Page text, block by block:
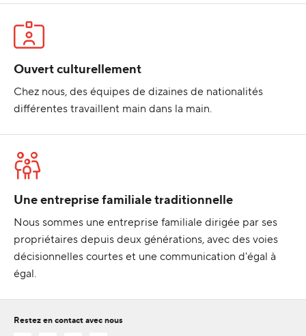
Ouvert culturellement
Chez nous, des équipes de dizaines de nationalités
différentes travaillent main dans la main.
Une entreprise familiale traditionnelle
Nous sommes une entreprise familiale dirigée par ses
propriétaires depuis deux générations, avec des voies
décisionnelles courtes et une communication d'égal à
égal.
Restez en contact avec nous